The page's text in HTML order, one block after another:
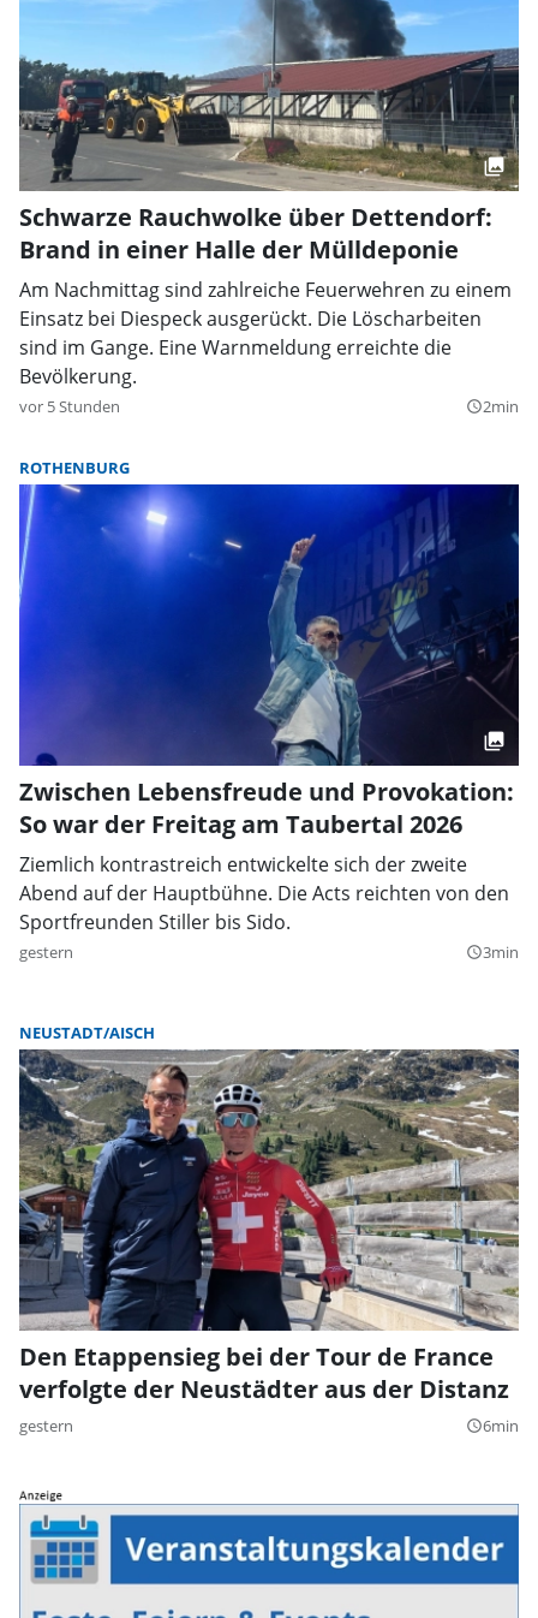
Schwarze Rauchwolke über Dettendorf:
Brand in einer Halle der Mülldeponie
Am Nachmittag sind zahlreiche Feuerwehren zu einem
Einsatz bei Diespeck ausgerückt. Die Löscharbeiten
sind im Gange. Eine Warnmeldung erreichte die
Bevölkerung.
vor 5 Stunden query_builder2min
ROTHENBURG
Zwischen Lebensfreude und Provokation:
So war der Freitag am Taubertal 2026
Ziemlich kontrastreich entwickelte sich der zweite
Abend auf der Hauptbühne. Die Acts reichten von den
Sportfreunden Stiller bis Sido.
gestern query_builder3min
NEUSTADT/AISCH
Den Etappensieg bei der Tour de France
verfolgte der Neustädter aus der Distanz
gestern query_builder6min